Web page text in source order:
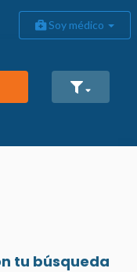
Soy médico
tu búsqueda